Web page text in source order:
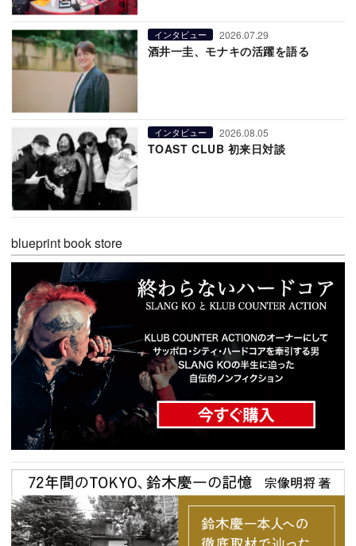
インタビュー 2026.07.29
酒井一圭、モナキの活躍を語る
インタビュー 2026.08.05
TOAST CLUB 初来日対談
blueprint book store